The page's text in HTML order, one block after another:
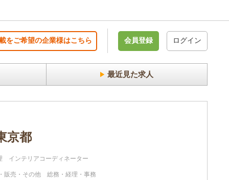
をご希望の企業様はこちら 会員登録 ログイン
最近見た求人
京都
インテリアコーディネーター
販売・その他 総務・経理・事務